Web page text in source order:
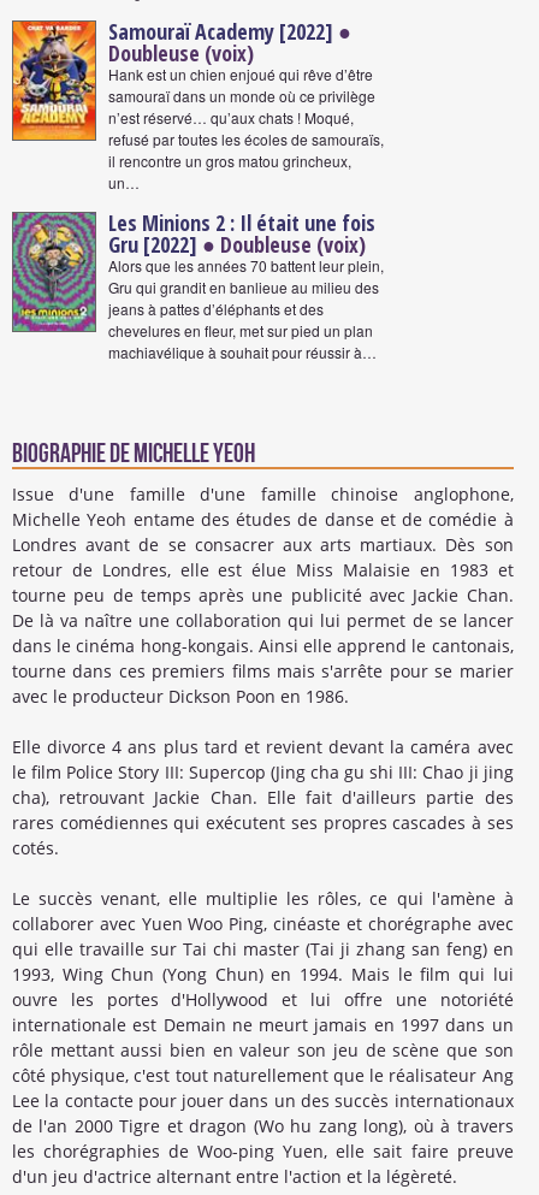
Samouraï Academy [2022] ●
Doubleuse (voix)
Hank est un chien enjoué qui rêve d’être
samouraï dans un monde où ce privilège
n’est réservé… qu’aux chats ! Moqué,
refusé par toutes les écoles de samouraïs,
il rencontre un gros matou grincheux,
un…
Les Minions 2 : Il était une fois
Gru [2022] ● Doubleuse (voix)
Alors que les années 70 battent leur plein,
Gru qui grandit en banlieue au milieu des
jeans à pattes d’éléphants et des
chevelures en fleur, met sur pied un plan
machiavélique à souhait pour réussir à…
Biographie de Michelle Yeoh
Issue d'une famille d'une famille chinoise anglophone,
Michelle Yeoh entame des études de danse et de comédie à
Londres avant de se consacrer aux arts martiaux. Dès son
retour de Londres, elle est élue Miss Malaisie en 1983 et
tourne peu de temps après une publicité avec Jackie Chan.
De là va naître une collaboration qui lui permet de se lancer
dans le cinéma hong-kongais. Ainsi elle apprend le cantonais,
tourne dans ces premiers films mais s'arrête pour se marier
avec le producteur Dickson Poon en 1986.
Elle divorce 4 ans plus tard et revient devant la caméra avec
le film Police Story III: Supercop (Jing cha gu shi III: Chao ji jing
cha), retrouvant Jackie Chan. Elle fait d'ailleurs partie des
rares comédiennes qui exécutent ses propres cascades à ses
cotés.
Le succès venant, elle multiplie les rôles, ce qui l'amène à
collaborer avec Yuen Woo Ping, cinéaste et chorégraphe avec
qui elle travaille sur Tai chi master (Tai ji zhang san feng) en
1993, Wing Chun (Yong Chun) en 1994. Mais le film qui lui
ouvre les portes d'Hollywood et lui offre une notoriété
internationale est Demain ne meurt jamais en 1997 dans un
rôle mettant aussi bien en valeur son jeu de scène que son
côté physique, c'est tout naturellement que le réalisateur Ang
Lee la contacte pour jouer dans un des succès internationaux
de l'an 2000 Tigre et dragon (Wo hu zang long), où à travers
les chorégraphies de Woo-ping Yuen, elle sait faire preuve
d'un jeu d'actrice alternant entre l'action et la légèreté.